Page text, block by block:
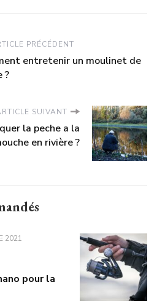
PRÉCÉDENT
entretenir un moulinet de
?
SUIVANT
la peche a la
en rivière ?
2021
pour la